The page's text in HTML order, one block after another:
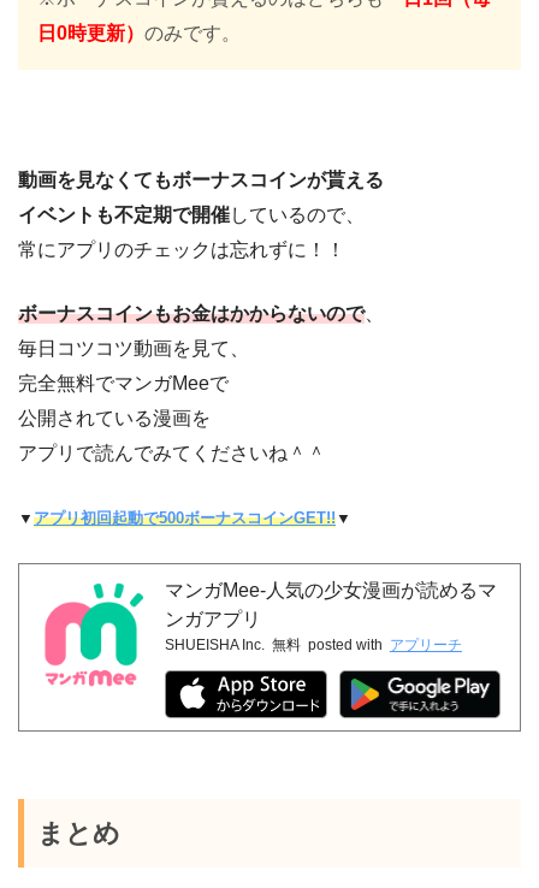
日0時更新） のみです。
動画を見なくてもボーナスコインが貰える
イベントも不定期で開催しているので、
常にアプリのチェックは忘れずに！！
ボーナスコインもお金はかからないので、
毎日コツコツ動画を見て、
完全無料でマンガMeeで
公開されている漫画を
アプリで読んでみてくださいね＾＾
▼ アプリ初回起動で500ボーナスコインGET!!▼
マンガMee-人気の少女漫画が読めるマ
ンガアプリ
SHUEISHA Inc. 無料 posted with アプリーチ
まとめ